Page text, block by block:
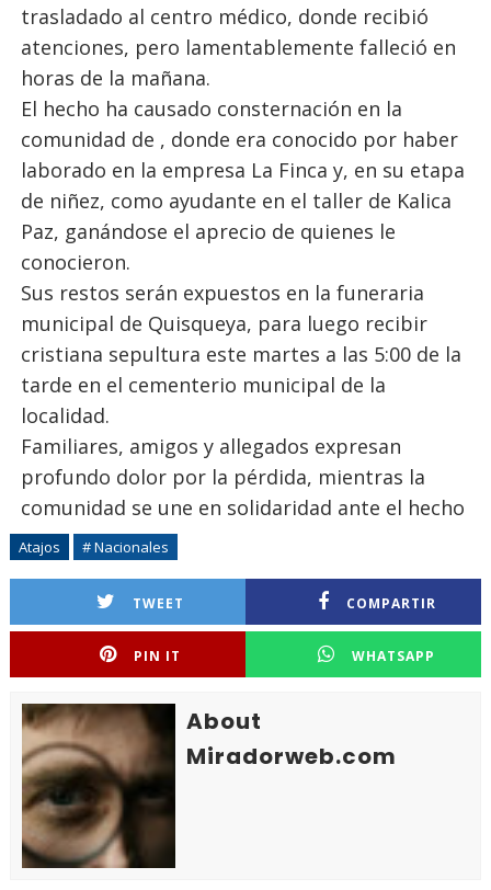
trasladado al centro médico, donde recibió
atenciones, pero lamentablemente falleció en
horas de la mañana.
El hecho ha causado consternación en la
comunidad de , donde era conocido por haber
laborado en la empresa La Finca y, en su etapa
de niñez, como ayudante en el taller de Kalica
Paz, ganándose el aprecio de quienes le
conocieron.
Sus restos serán expuestos en la funeraria
municipal de Quisqueya, para luego recibir
cristiana sepultura este martes a las 5:00 de la
tarde en el cementerio municipal de la
localidad.
Familiares, amigos y allegados expresan
profundo dolor por la pérdida, mientras la
comunidad se une en solidaridad ante el hecho
Atajos # Nacionales
TWEET COMPARTIR
PIN IT WHATSAPP
About
Miradorweb.com